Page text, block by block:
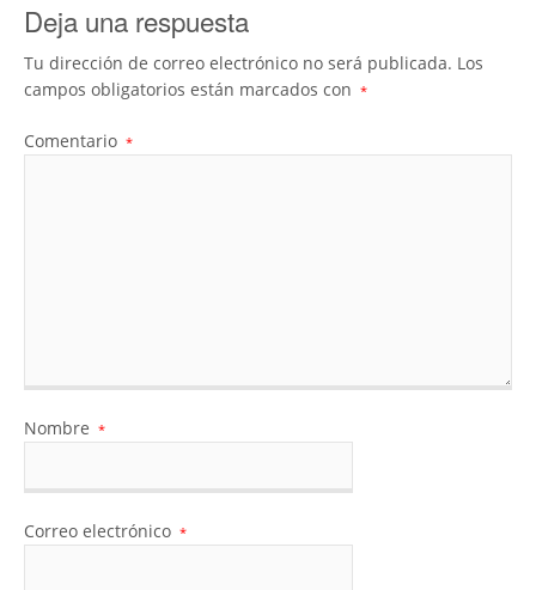
Deja una respuesta
Tu dirección de correo electrónico no será publicada. Los
campos obligatorios están marcados con *
Comentario *
Nombre *
Correo electrónico *